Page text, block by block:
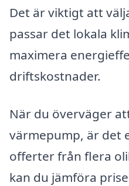
Det är viktigt att
passar det lokala
maximera
driftskostnader.
När du överväger
värmepump, är det
offerter från flera
kan du jämföra